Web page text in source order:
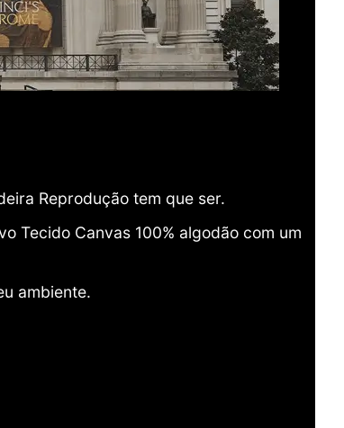
Reprodução tem que ser.
Tecido Canvas 100% algodão com um
ambiente.